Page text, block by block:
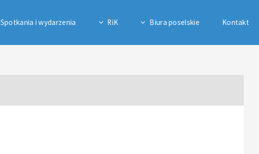
Spotkania i wydarzenia RiK Biura poselskie Kontakt